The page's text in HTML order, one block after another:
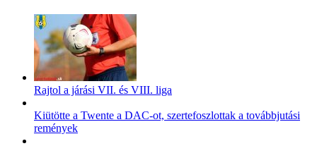
Rajtol a járási VII. és VIII. liga
Kiütötte a Twente a DAC-ot, szertefoszlottak a továbbjutási
remények